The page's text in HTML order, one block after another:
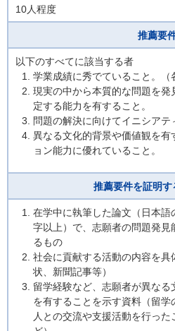
10人程度
推薦要
以下のすべてに該当する者
学業成績に秀でていること。（
現実の中から本質的な問題を
定する能力を有すること。
問題の解決に向けてイニシアテ
異なる文化的背景や価値観を
ョン能力に優れていること。
推薦要件を証明す
在学中に執筆した論文（日本
字以上）で、志願者の問題発
るもの
社会に貢献する活動の内容を
状、新聞記事等）
留学経験など、志願者が異な
を有することを示す資料（留
人との交流や支援活動を行っ